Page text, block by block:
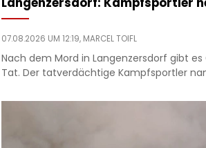
07.08.2026 UM 12:19, MARCEL TOIFL
Nach dem Mord in Langenzersdorf gibt
Tat. Der tatverdächtige Kampfsportler